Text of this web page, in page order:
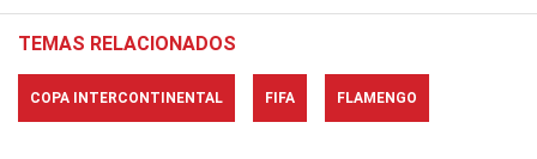
TEMAS RELACIONADOS
COPA INTERCONTINENTAL FIFA FLAMENGO